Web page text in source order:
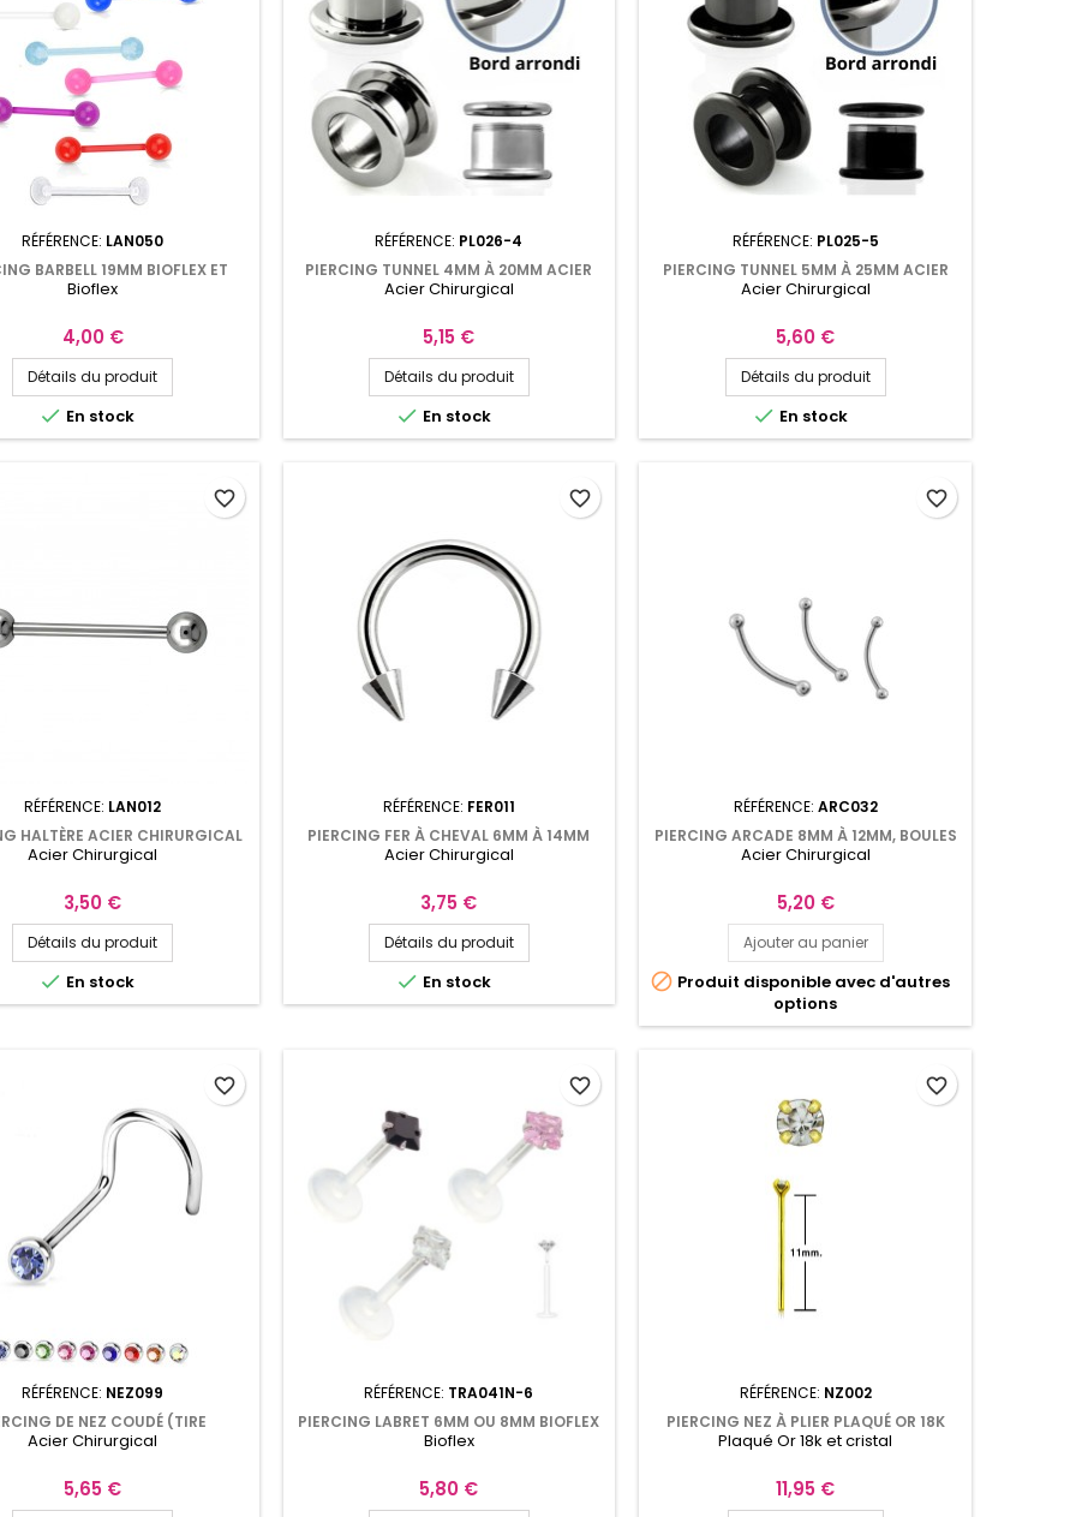
RÉFÉRENCE: LAN050
BARBELL 19MM BIOFLEX ET
ACRYLIQUE MULTIPLES COLORIS
Bioflex
Prix
4,00 €
Détails du produit
 En stock
RÉFÉRENCE: PL026-4
PIERCING TUNNEL 4MM À 20MM ACIER
CHIRURGICAL PL026
Acier Chirurgical
Prix
5,15 €
Détails du produit
 En stock
RÉFÉRENCE: PL025-5
PIERCING TUNNEL 5MM À 25MM ACIER
ANODISÉ NOIR PL025
Acier Chirurgical
Prix
5,60 €
Détails du produit
 En stock
RÉFÉRENCE: LAN012
HALTÈRE ACIER CHIRURGICAL
AVEC BOULES DE 5MM
Acier Chirurgical
Prix
3,50 €
Détails du produit
 En stock
favorite_border
RÉFÉRENCE: FER011
PIERCING FER À CHEVAL 6MM À 14MM
POINTES DE 2,5MM
Acier Chirurgical
Prix
3,75 €
Détails du produit
 En stock
favorite_border
RÉFÉRENCE: ARC032
PIERCING ARCADE 8MM À 12MM, BOULES
DE 2MM
Acier Chirurgical
Prix
5,20 €
Ajouter au panier
 Produit disponible avec d'autres
options
favorite_border
RÉFÉRENCE: NEZ099
DE NEZ COUDÉ (TIRE
AVEC CRISTAL DE COULEUR
Acier Chirurgical
Prix
5,65 €
favorite_border
RÉFÉRENCE: TRA041N-6
PIERCING LABRET 6MM OU 8MM BIOFLEX
PUSH-FIT CARRÉ TRA041
Bioflex
Prix
5,80 €
favorite_border
RÉFÉRENCE: NZ002
PIERCING NEZ À PLIER PLAQUÉ OR 18K
AVEC ZIRCONIUM DE 1,5MM SERTI NZ002
Plaqué Or 18k et cristal
Prix
11,95 €
favorite_border